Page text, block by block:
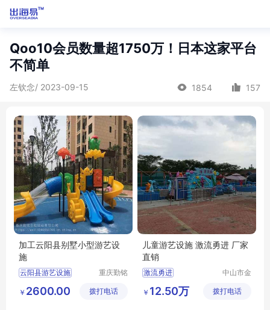
Qoo10会员数量超1750万！日本这家平台
不简单
左钦念/ 2023-09-15 1854 157
加工云阳县别墅小型游艺设
施
云阳县游艺设施
别墅游艺设施
重庆勤铭
有限公司
￥ 2600.00 拨打电话
儿童游艺设施 激流勇进 厂家
直销
激流勇进
中山市金
备有限公
￥ 12.50万 拨打电话